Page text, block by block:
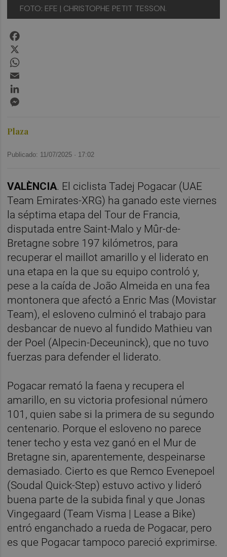
FOTO: EFE | CHRISTOPHE PETIT TESSON.
Plaza
Publicado: 11/07/2025 · 17:02
VALÈNCIA. El ciclista Tadej Pogacar (UAE
Team Emirates-XRG) ha ganado este viernes
la séptima etapa del Tour de Francia,
disputada entre Saint-Malo y Mûr-de-
Bretagne sobre 197 kilómetros, para
recuperar el maillot amarillo y el liderato en
una etapa en la que su equipo controló y,
pese a la caída de João Almeida en una fea
montonera que afectó a Enric Mas (Movistar
Team), el esloveno culminó el trabajo para
desbancar de nuevo al fundido Mathieu van
der Poel (Alpecin-Deceuninck), que no tuvo
fuerzas para defender el liderato.
Pogacar remató la faena y recupera el
amarillo, en su victoria profesional número
101, quien sabe si la primera de su segundo
centenario. Porque el esloveno no parece
tener techo y esta vez ganó en el Mur de
Bretagne sin, aparentemente, despeinarse
demasiado. Cierto es que Remco Evenepoel
(Soudal Quick-Step) estuvo activo y lideró
buena parte de la subida final y que Jonas
Vingegaard (Team Visma | Lease a Bike)
entró enganchado a rueda de Pogacar, pero
es que Pogacar tampoco pareció exprimirse.